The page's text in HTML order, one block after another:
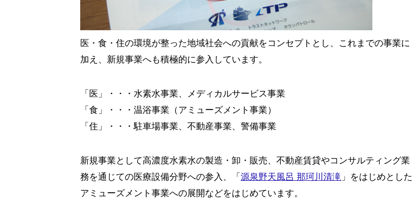
医・食・住の環境が整った地域社会への貢献をコンセプトとし、これまでの事業に
加え、新規事業へも積極的に参入しています。
「医」・・・水素水事業、メディカルサービス事業
「食」・・・温浴事業（アミューズメント事業）
「住」・・・駐車場事業、不動産事業、警備事業
新規事業として高濃度水素水の製造・卸・販売、不動産賃貸やコンサルティング業
務を通じての医療設備分野への参入、「 源泉野天風呂 那珂川清滝 」をはじめとした
アミューズメント事業への展開などをはじめています。